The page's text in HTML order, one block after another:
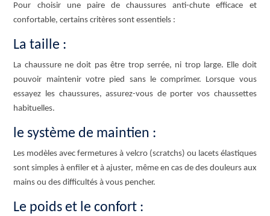
Pour choisir une paire de chaussures anti-chute efficace et
confortable, certains critères sont essentiels :
La taille :
La chaussure ne doit pas être trop serrée, ni trop large. Elle doit
pouvoir maintenir votre pied sans le comprimer. Lorsque vous
essayez les chaussures, assurez-vous de porter vos chaussettes
habituelles.
le système de maintien :
Les modèles avec fermetures à velcro (scratchs) ou lacets élastiques
sont simples à enfiler et à ajuster, même en cas de des douleurs aux
mains ou des difficultés à vous pencher.
Le poids et le confort :